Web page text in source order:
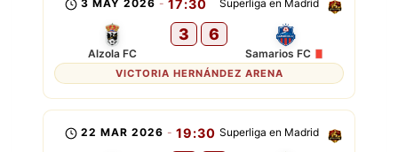
Superliga en Madrid
3 MAY 2026 - 17:30
Alzola FC
3 6
Samarios FC
VICTORIA HERNÁNDEZ ARENA
Superliga en Madrid
22 MAR 2026 - 19:30